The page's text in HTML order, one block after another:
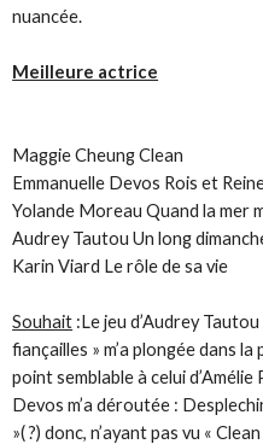
nuancée.
Meilleure actrice
Maggie Cheung Clean
Emmanuelle Devos Rois et
Yolande Moreau Quand la mer
Audrey Tautou Un long
Karin Viard Le rôle de sa vie
Souhait :Le jeu d’Audrey
fiançailles » m’a plongée dans
point semblable à celui d’Amélie
Devos m’a déroutée :
»( ?) donc, n’ayant pas vu «